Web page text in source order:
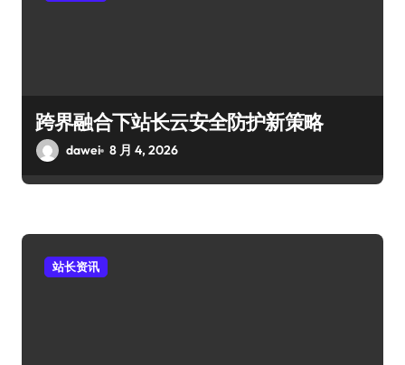
跨界融合下站长云安全防护新策略
dawei 8 月 4, 2026
站长资讯